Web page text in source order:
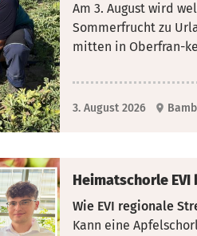
Am 3. August wird
Sommerfrucht zu
mitten in Oberfran-
3. August 2026
Heimatschorle
Wie EVI regionale
Kann eine